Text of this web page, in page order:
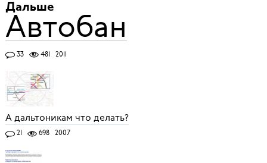
Дальше
Автобан
33 481 2011
А дальтоникам что делать?
21 698 2007